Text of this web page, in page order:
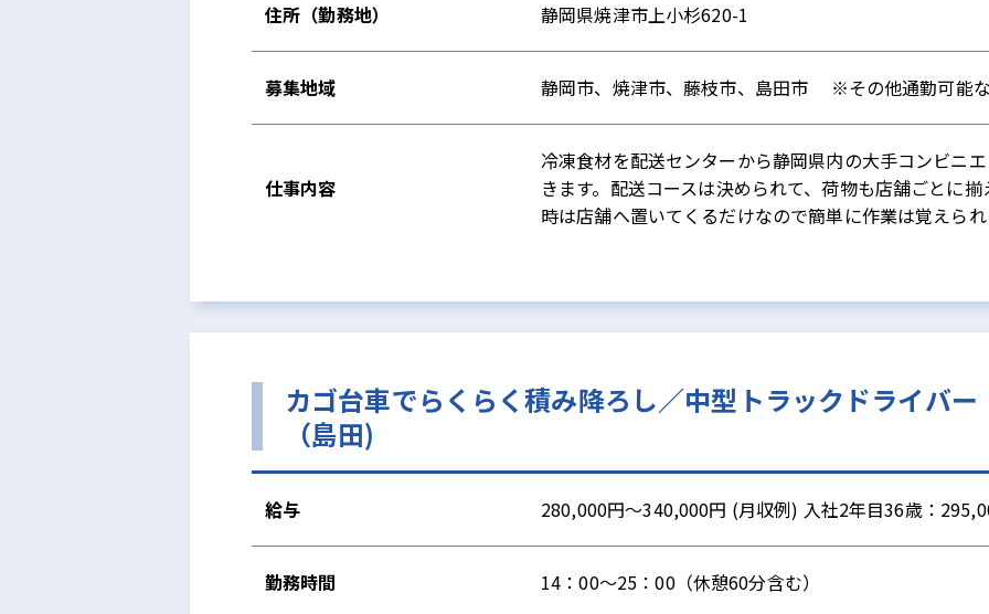
住所（勤務地） 静岡県焼津市上小杉620-1
募集地域 静岡市、焼津市、藤枝市、島田市 ※その他通勤可能
仕事内容
冷凍食材を配送センターから静岡県内の大手コンビニ
きます。配送コースは決められて、荷物も店舗ごとに
時は店舗へ置いてくるだけなので簡単に作業は覚えら
カゴ台車でらくらく積み降ろし／中型トラックドライバー
（島田)
給与 280,000円～340,000円 (月収例) 入社2年目36歳：
勤務時間 14：00～25：00（休憩60分含む）